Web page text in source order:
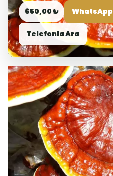
650,00 ₺
Telefonla Ara